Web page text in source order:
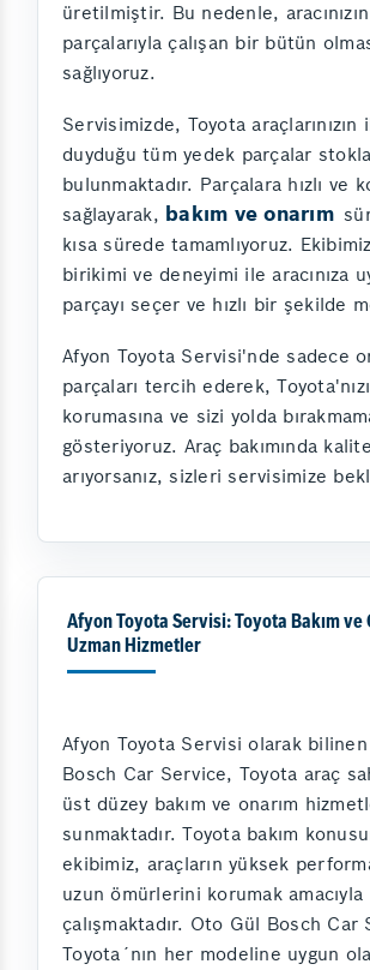
üretilmiştir. Bu nedenle,
parçalarıyla çalışan bir bütün
sağlıyoruz.
Servisimizde, Toyota araçlarınızın
duyduğu tüm yedek parçalar
bulunmaktadır. Parçalara hızlı ve
sağlayarak, bakım ve onarım
kısa sürede tamamlıyoruz.
birikimi ve deneyimi ile aracınıza
parçayı seçer ve hızlı bir şekilde
Afyon Toyota Servisi'nde sadece
parçaları tercih ederek,
korumasına ve sizi yolda
gösteriyoruz. Araç bakımında
arıyorsanız, sizleri servisimize
Afyon Toyota Servisi: Toyota Bakım ve
Uzman Hizmetler
Afyon Toyota Servisi olarak
Bosch Car Service, Toyota araç
üst düzey bakım ve onarım
sunmaktadır. Toyota bakım
ekibimiz, araçların yüksek
uzun ömürlerini korumak amacıyla
çalışmaktadır. Oto Gül Bosch Car
Toyota´nın her modeline uygun